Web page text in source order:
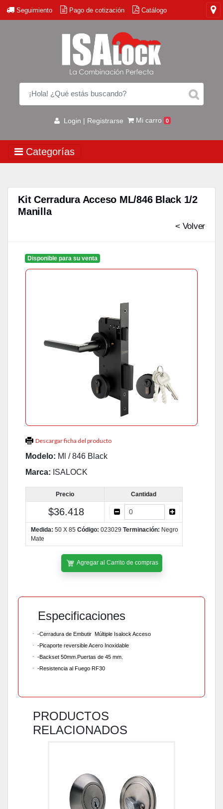
Seguimiento Pago de cotización Catálogo
Login | Registrarse Mi carro 0
Categorías
Kit Cerradura Acceso ML/846 Black 1/2
Manilla
< Volver
Disponible para su venta
Descargar ficha del producto
Modelo: Ml / 846 Black
Marca: ISALOCK
Precio Cantidad
$36.418
Medida: 50 X 85 Código: 023029 Terminación: Negro
Mate
Agregar al Carrito de compras
Especificaciones
· -Cerradura de Embutir Múltiple Isalock Acceso
· -Picaporte reversible Acero Inoxidable
· -Backset 50mm.Puertas de 45 mm.
· -Resistencia al Fuego RF30
PRODUCTOS
RELACIONADOS